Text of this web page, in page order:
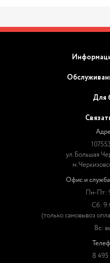
Для
ул. Большая
м.
Офис и
Пн-Пт:
Сб:
(только самовывоз
Вс:
8 495